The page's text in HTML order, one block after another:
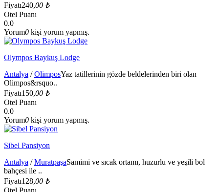
Fiyatı240,00 ₺
Otel Puanı
0.0
Yorum0 kişi yorum yapmış.
Olympos Baykuş Lodge
Antalya /OlimposYaz tatillerinin gözde beldelerinden biri olan
Olimpos&rsquo..
Fiyatı150,00 ₺
Otel Puanı
0.0
Yorum0 kişi yorum yapmış.
Sibel Pansiyon
Antalya /MuratpaşaSamimi ve sıcak ortamı, huzurlu ve yeşili bol
bahçesi ile ..
Fiyatı128,00 ₺